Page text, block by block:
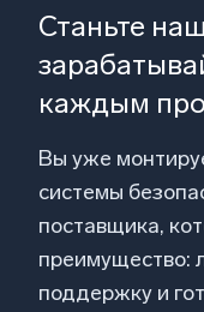
Станьте
каждым
Вы уже
системы
поставщика,
преимущество:
поддержку и